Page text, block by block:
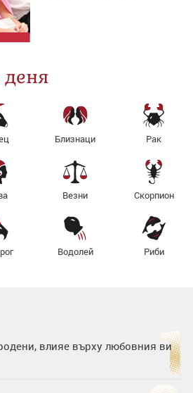
деня
Близнаци Рак
Везни Скорпион
Водолей Риби
влияе върху любовния ви